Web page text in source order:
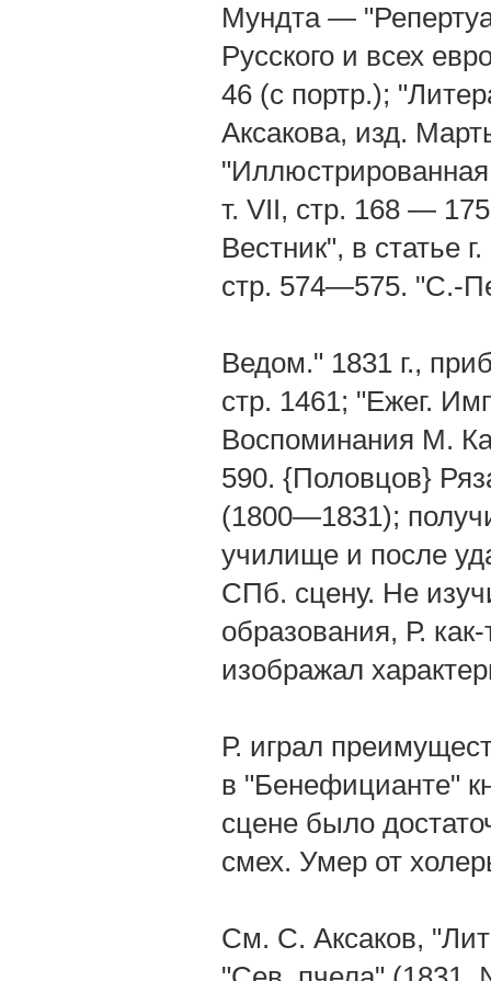
Мундта —
Русского и всех
46 (с портр.);
Аксакова, изд.
т. VII, стр. 168 —
Вестник", в статье
стр. 574—575. "С.-
Ведом." 1831 г.,
стр. 1461; "Ежег.
Воспоминания М.
590. {Половцов}
(1800—1831);
училище и после
СПб. сцену. Не
образования, Р.
изображал
Р. играл
в "Бенефицианте"
сцене было
смех. Умер от
См. С. Аксаков,